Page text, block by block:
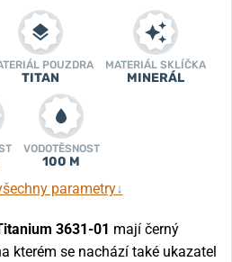
POUZDRA
TITAN
MATERIÁL SKLÍČKA
MINERÁL
VODOTĚSNOST
100 M
parametry↓
3631-01 mají černý
kterém se nachází také ukazatel